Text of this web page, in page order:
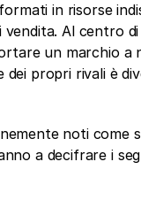
in risorse
Al centro
un marchio a
propri rivali è
noti come
a decifrare i